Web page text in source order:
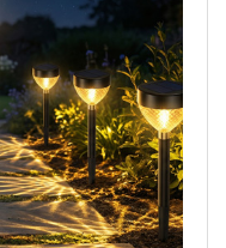
les
de charge,
constant